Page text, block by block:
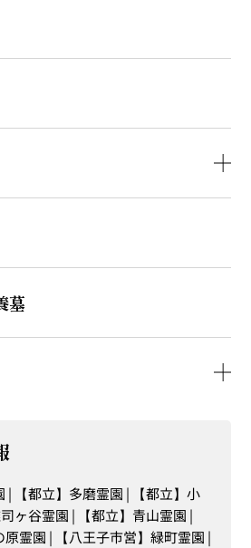
墓
【都立】多磨霊園
【都立】小
司ヶ谷霊園
【都立】青山霊園
原霊園
【八王子市営】緑町霊園